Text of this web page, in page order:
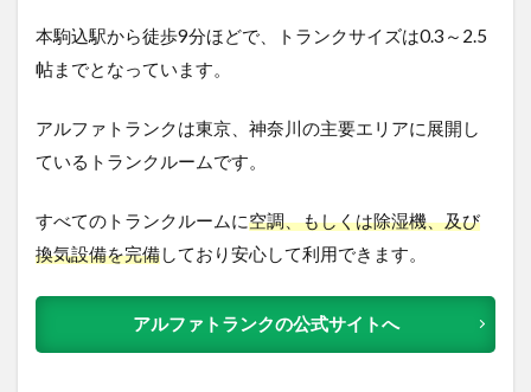
本駒込駅から徒歩9分ほどで、トランクサイズは0.3～2.5
帖までとなっています。
アルファトランクは東京、神奈川の主要エリアに展開し
ているトランクルームです。
すべてのトランクルームに空調、もしくは除湿機、及び
換気設備を完備しており安心して利用できます。
アルファトランクの公式サイトへ